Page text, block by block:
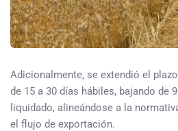
Adicionalmente, se extendió el
de 15 a 30 días hábiles, bajando de
liquidado, alineándose a la
el flujo de exportación.